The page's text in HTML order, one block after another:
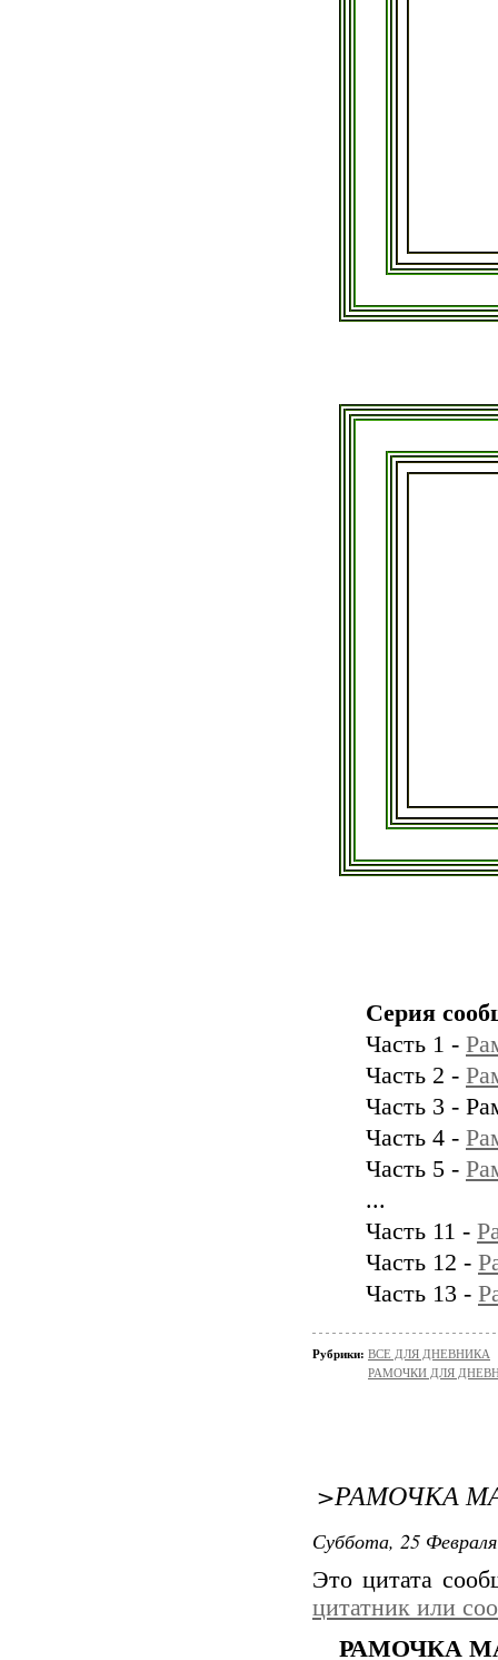
Серия
Часть 1 -
Часть 2 -
Часть 3 -
Часть 4 -
Часть 5 -
...
Часть 11 -
Часть 12 -
Часть 13 -
Рубрики: ВСЕ ДЛЯ ДНЕВНИКА
РАМОЧКИ ДЛЯ
>РАМОЧКА
Суббота, 25
Это цитата
цитатник или
РАМОЧКА